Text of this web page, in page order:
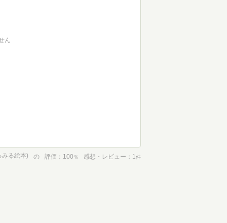
ん
みる絵本) の 評価 100 ％ 感想・レビュー 1件